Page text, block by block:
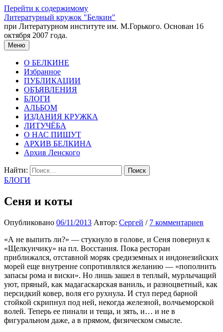
Перейти к содержимому
Литературный кружок "Белкин"
при Литературном институте им. М.Горького. Основан 16
октября 2007 года.
Меню
О БЕЛКИНЕ
Избранное
ПУБЛИКАЦИИ
ОБЪЯВЛЕНИЯ
БЛОГИ
АЛЬБОМ
ИЗДАНИЯ КРУЖКА
ЛИТУЧЁБА
О НАС ПИШУТ
АРХИВ БЕЛКИНА
Архив Ленского
Найти:
БЛОГИ
Сеня и коты
Опубликовано 06/11/2013 Автор: Сергей / 7 комментариев
«А не выпить ли?» — стукнуло в голове, и Сеня повернул к
«Щелкунчику» на пл. Восстания. Пока ресторан
приближался, отставной моряк средиземных и индонезийских
морей еще внутренне сопротивлялся желанию — «пополнить
запасы рома и виски». Но лишь зашел в теплый, мурлычащий
уют, пряный, как мадагаскарская ваниль, и разноцветный, как
персидкий ковер, воля его рухнула. И стул перед барной
стойкой скрипнул под ней, некогда железной, волчьеморской
волей. Теперь ее пинали и теща, и зять, и… и не в
фигуральном даже, а в прямом, физическом смысле.